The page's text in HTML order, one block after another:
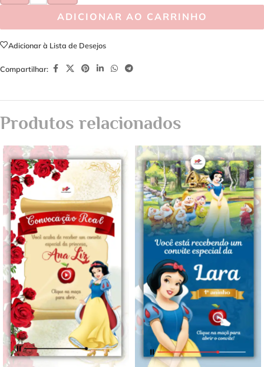
ADICIONAR AO CARRINHO
Adicionar à Lista de Desejos
Compartilhar:
Produtos relacionados